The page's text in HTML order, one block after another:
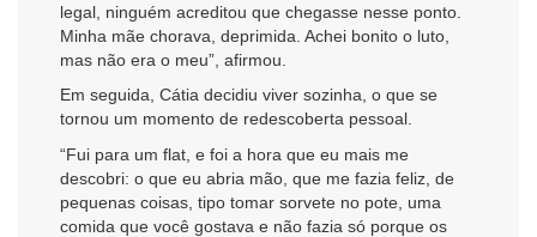
legal, ninguém acreditou que chegasse nesse ponto.
Minha mãe chorava, deprimida. Achei bonito o luto,
mas não era o meu”, afirmou.
Em seguida, Cátia decidiu viver sozinha, o que se
tornou um momento de redescoberta pessoal.
“Fui para um flat, e foi a hora que eu mais me
descobri: o que eu abria mão, que me fazia feliz, de
pequenas coisas, tipo tomar sorvete no pote, uma
comida que você gostava e não fazia só porque os